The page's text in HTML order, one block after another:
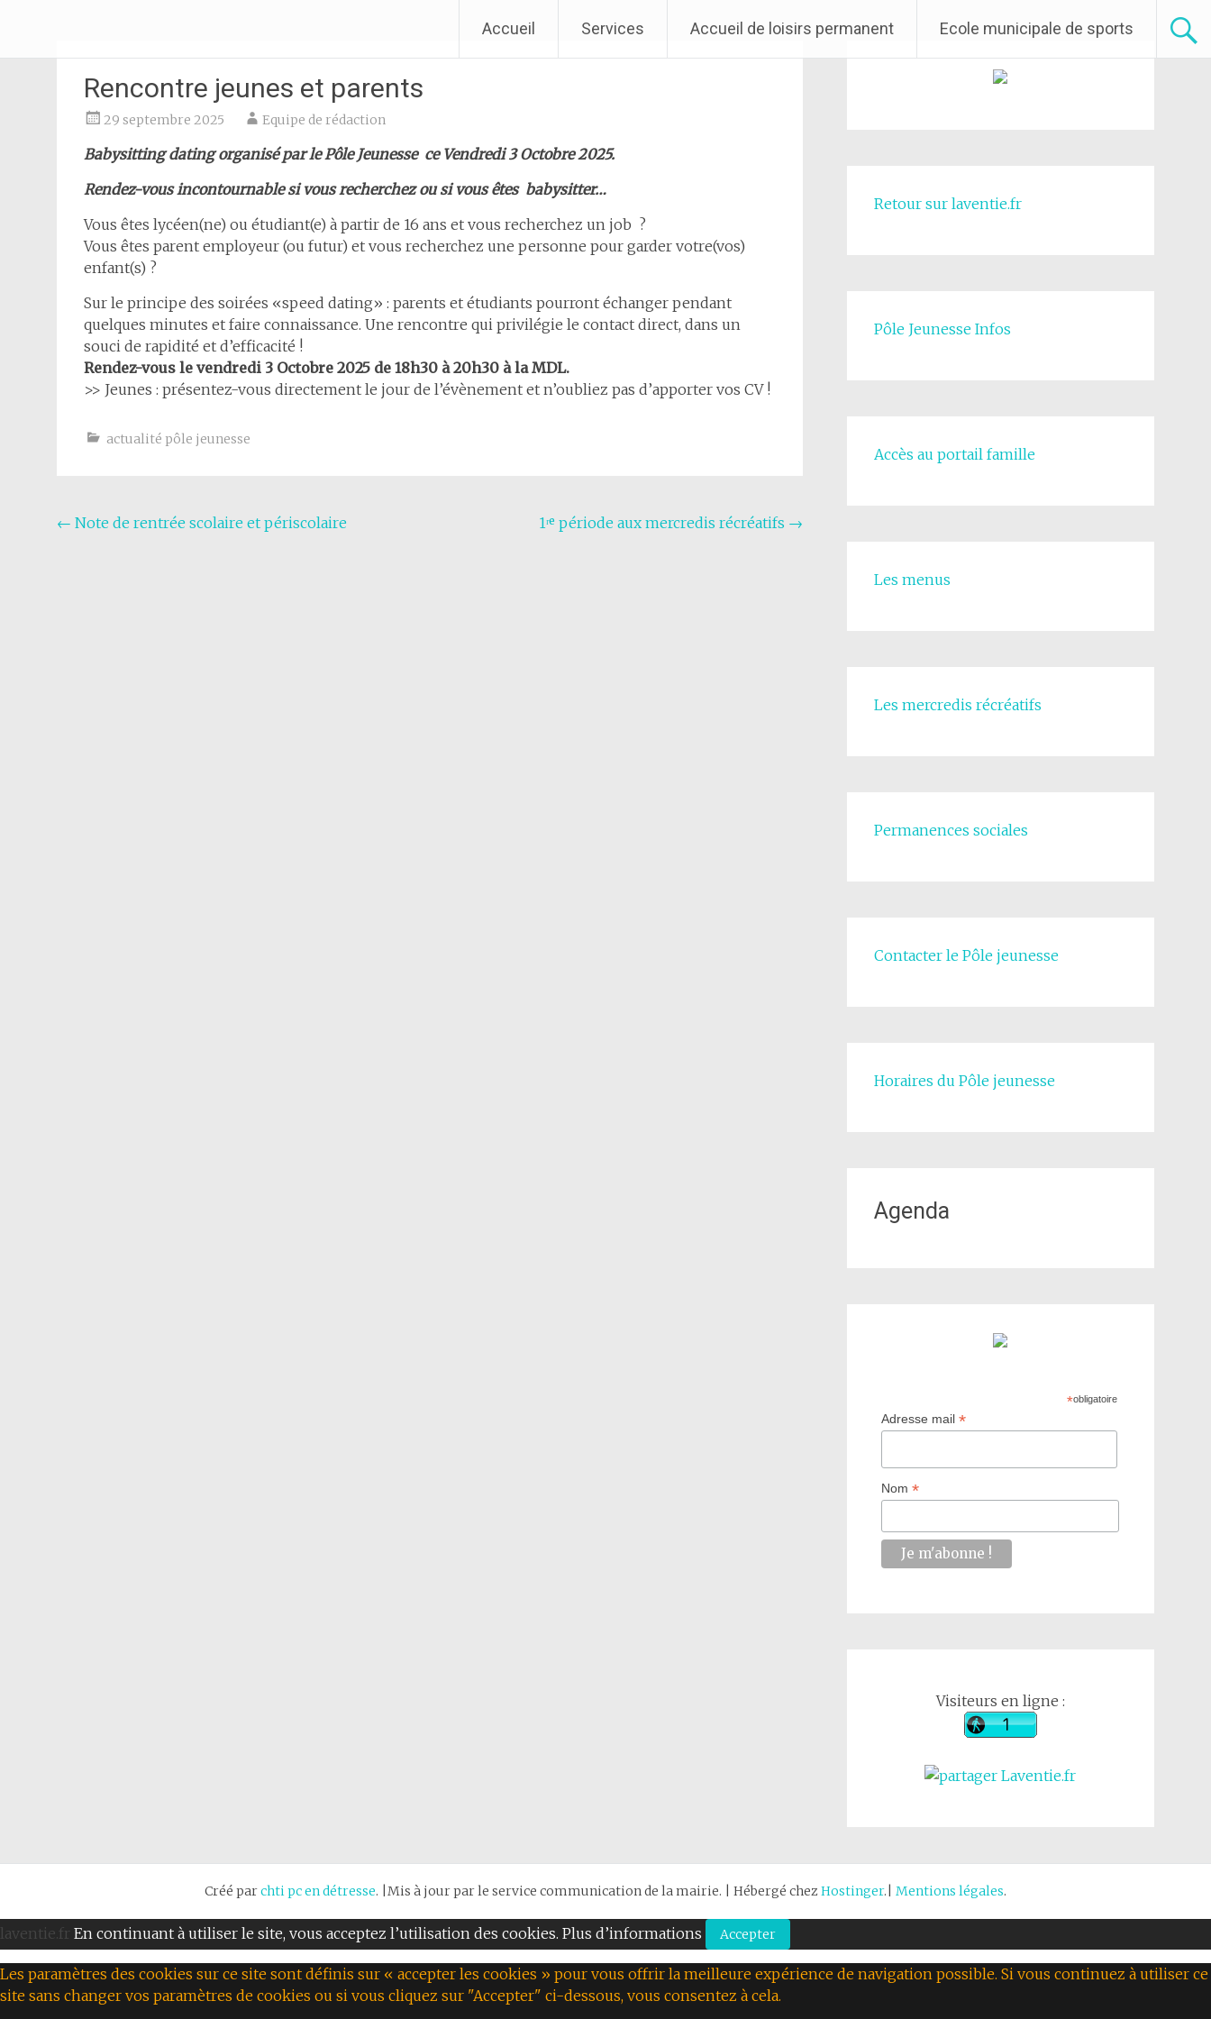
contenu
Accueil Services Accueil de loisirs permanent Ecole municipale de sports
Rencontre jeunes et parents
29 septembre 2025 Equipe de rédaction
Babysitting dating organisé par le Pôle Jeunesse ce Vendredi 3 Octobre 2025.
Rendez-vous incontournable si vous recherchez ou si vous êtes babysitter…
Vous êtes lycéen(ne) ou étudiant(e) à partir de 16 ans et vous recherchez un job ?
Vous êtes parent employeur (ou futur) et vous recherchez une personne pour garder votre(vos)
enfant(s) ?
Sur le principe des soirées «speed dating» : parents et étudiants pourront échanger pendant
quelques minutes et faire connaissance. Une rencontre qui privilégie le contact direct, dans un
souci de rapidité et d’efficacité !
Rendez-vous le vendredi 3 Octobre 2025 de 18h30 à 20h30 à la MDL.
>> Jeunes : présentez-vous directement le jour de l’évènement et n’oubliez pas d’apporter vos CV !
actualité pôle jeunesse
Navigation
← Note de rentrée scolaire et périscolaire 1ʳᵉ période aux mercredis récréatifs →
Retour sur laventie.fr
Pôle Jeunesse Infos
Accès au portail famille
Les menus
Les mercredis récréatifs
Permanences sociales
Contacter le Pôle jeunesse
Horaires du Pôle jeunesse
Agenda
*obligatoire
Adresse mail*
Nom*
Visiteurs en ligne :
Créé parchti pc en détresse. |Mis à jour par le service communication de la mairie. | Hébergé chez Hostinger.| Mentions légales.
laventie.fr En continuant à utiliser le site, vous acceptez l’utilisation des cookies. Plus d’informations Accepter
Les paramètres des cookies sur ce site sont définis sur « accepter les cookies » pour vous offrir la meilleure expérience de navigation possible. Si vous continuez à utiliser ce
site sans changer vos paramètres de cookies ou si vous cliquez sur "Accepter" ci-dessous, vous consentez à cela.